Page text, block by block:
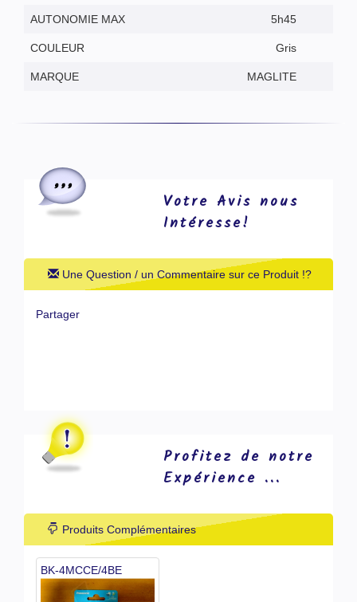
AUTONOMIE MAX 5h45
COULEUR Gris
MARQUE MAGLITE
Votre Avis nous
Intéresse!
Une Question / un Commentaire sur ce Produit !?
Partager
Profitez de notre
Expérience ...
Produits Complémentaires
BK-4MCCE/4BE